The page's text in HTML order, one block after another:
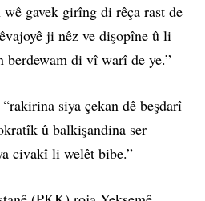
gavek girîng di rêça rast de
ji nêz ve dişopîne û li
berdewam di vî warî de ye.”
siya çekan dê beşdarî
û balkişandina ser
civakî li welêt bibe.”